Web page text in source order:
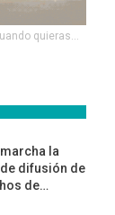
quieras...
la
difusión de
de…